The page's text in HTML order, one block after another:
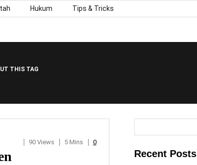
Hukum Tips & Tricks
THIS TAG
90 Views 5 Mins 0
Recent Posts